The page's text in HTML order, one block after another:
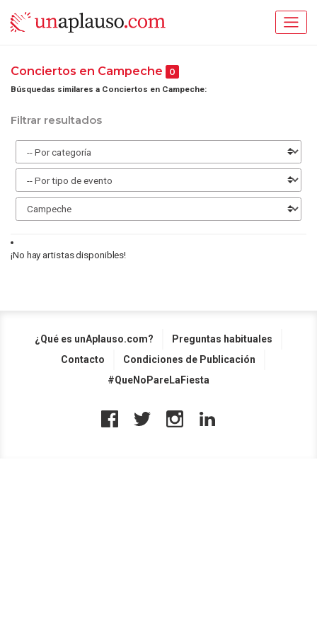
Conciertos en Campeche 0
Búsquedas similares a Conciertos en Campeche:
Filtrar resultados
¡No hay artistas disponibles!
¿Qué es unAplauso.com?
Preguntas habituales
Contacto
Condiciones de Publicación
#QueNoPareLaFiesta